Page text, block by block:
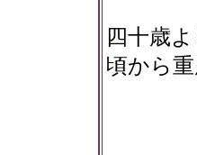
四十歳
頃から